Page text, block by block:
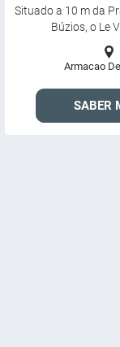
Situado a 10 m da
Búzios, o Le
Armacao
SABER